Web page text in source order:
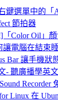
鍵選單中的「
節拍器
Color Oil」
讓電腦在結束
Bar 讓手機狀
- 聽廣播學英
for Linux 在